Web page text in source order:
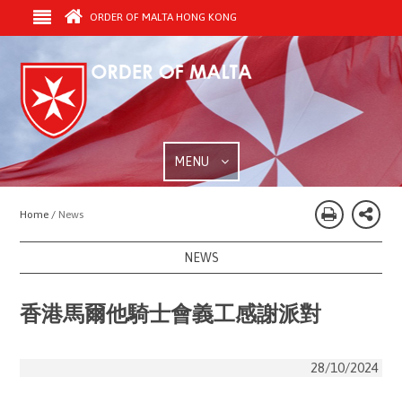
ORDER OF MALTA HONG KONG
MENU
Home / News
NEWS
香港馬爾他騎士會義工感謝派對
28/10/2024